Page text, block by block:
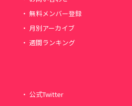
無料メンバー登録
月別アーカイブ
週間ランキング
公式Twitter